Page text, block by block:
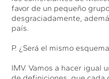
favor de un pequeño
desgraciadamente,
país.
P. ¿Será el mismo
IMV. Vamos a hacer igual